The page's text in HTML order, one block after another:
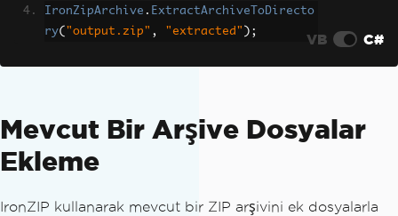
IronZipArchive . ExtractArchiveToDirecto
ry( "output.zip" , "extracted" ); VB C#
Mevcut Bir Arşive Dosyalar
Ekleme
IronZIP kullanarak mevcut bir ZIP arşivini ek dosyalarla